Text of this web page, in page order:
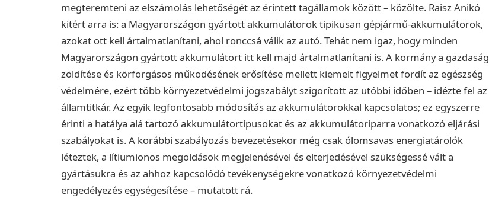
megteremteni az elszámolás lehetőségét az érintett tagállamok között – közölte. Raisz Anikó
kitért arra is: a Magyarországon gyártott akkumulátorok tipikusan gépjármű-akkumulátorok,
azokat ott kell ártalmatlanítani, ahol ronccsá válik az autó. Tehát nem igaz, hogy minden
Magyarországon gyártott akkumulátort itt kell majd ártalmatlanítani is. A kormány a gazdaság
zöldítése és körforgásos működésének erősítése mellett kiemelt figyelmet fordít az egészség
védelmére, ezért több környezetvédelmi jogszabályt szigorított az utóbbi időben – idézte fel az
államtitkár. Az egyik legfontosabb módosítás az akkumulátorokkal kapcsolatos; ez egyszerre
érinti a hatálya alá tartozó akkumulátortípusokat és az akkumulátoriparra vonatkozó eljárási
szabályokat is. A korábbi szabályozás bevezetésekor még csak ólomsavas energiatárolók
léteztek, a lítiumionos megoldások megjelenésével és elterjedésével szükségessé vált a
gyártásukra és az ahhoz kapcsolódó tevékenységekre vonatkozó környezetvédelmi
engedélyezés egységesítése – mutatott rá.